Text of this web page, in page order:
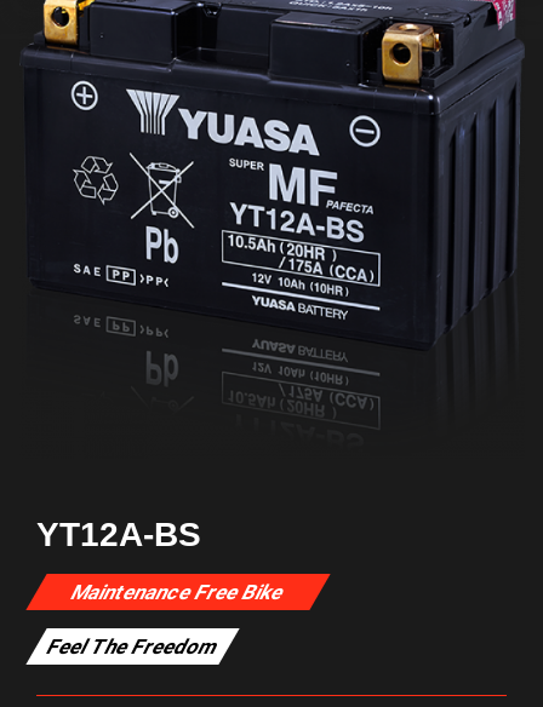
YT12A-BS
Maintenance Free Bike
Feel The Freedom